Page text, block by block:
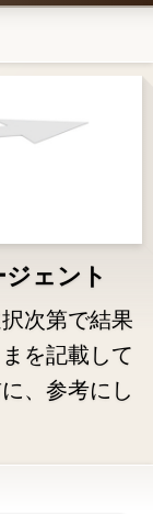
ェント
次第で結果
を記載して
、参考にし